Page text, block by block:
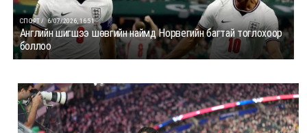
СПОРТ / 6/07/2026, 16:51
Английн шигшээ шөвгийн наймд Норвегийн багтай тоглохоор
боллоо